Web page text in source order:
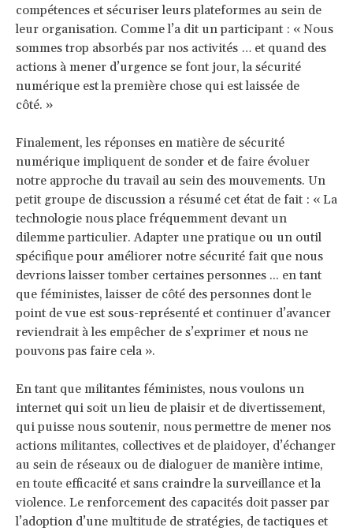
compétences et sécuriser leurs plateformes au sein de
leur organisation. Comme l’a dit un participant : « Nous
sommes trop absorbés par nos activités … et quand des
actions à mener d’urgence se font jour, la sécurité
numérique est la première chose qui est laissée de
côté. »
Finalement, les réponses en matière de sécurité
numérique impliquent de sonder et de faire évoluer
notre approche du travail au sein des mouvements. Un
petit groupe de discussion a résumé cet état de fait : « La
technologie nous place fréquemment devant un
dilemme particulier. Adapter une pratique ou un outil
spécifique pour améliorer notre sécurité fait que nous
devrions laisser tomber certaines personnes ... en tant
que féministes, laisser de côté des personnes dont le
point de vue est sous-représenté et continuer d’avancer
reviendrait à les empêcher de s’exprimer et nous ne
pouvons pas faire cela ».
En tant que militantes féministes, nous voulons un
internet qui soit un lieu de plaisir et de divertissement,
qui puisse nous soutenir, nous permettre de mener nos
actions militantes, collectives et de plaidoyer, d’échanger
au sein de réseaux ou de dialoguer de manière intime,
en toute efficacité et sans craindre la surveillance et la
violence. Le renforcement des capacités doit passer par
l’adoption d’une multitude de stratégies, de tactiques et